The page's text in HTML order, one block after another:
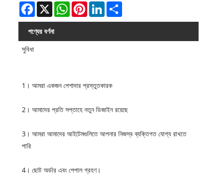
Facebook
X WhatsAppPinterestLinkedInShare
পণ্যের বর্ণনা
সুবিধা
1। আমরা একজন পেশাদার প্রস্তুতকারক
2। আমাদের প্রতি সপ্তাহে নতুন ডিজাইন রয়েছে
3। আমরা আমাদের আইটেমগুলিতে আপনার নিজস্ব ব্যক্তিগত যোগ্য রাখতে
পারি
4। ছোট অর্ডার এবং পেপাল গ্রহণ।